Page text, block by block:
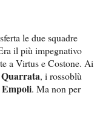
le due squadre
il più impegnativo
a Virtus e Costone. Ai
Quarrata, i rossoblù
Empoli. Ma non per